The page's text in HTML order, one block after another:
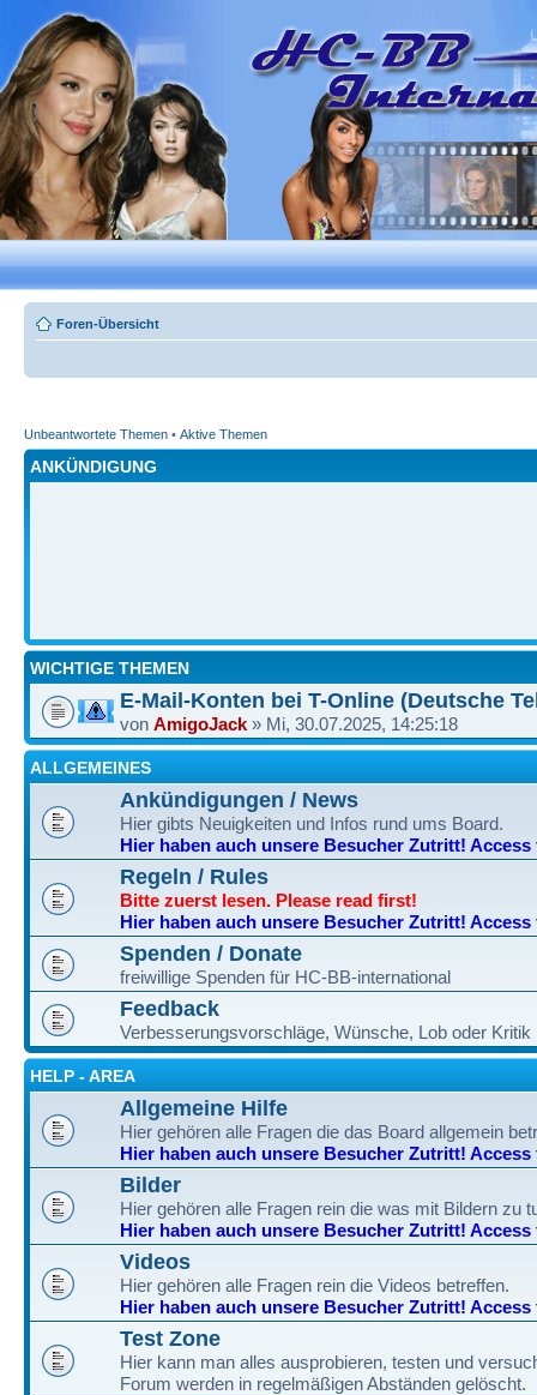
Foren-Übersicht
Unbeantwortete Themen • Aktive Themen
ANKÜNDIGUNG
WICHTIGE THEMEN
E-Mail-Konten bei T-Online (Deutsche
von AmigoJack » Mi, 30.07.2025, 14:25:18
ALLGEMEINES
Ankündigungen / News
Hier gibts Neuigkeiten und Infos rund ums Board.
Hier haben auch unsere Besucher Zutritt!
Regeln / Rules
Bitte zuerst lesen. Please read first!
Hier haben auch unsere Besucher Zutritt!
Spenden / Donate
freiwillige Spenden für HC-BB-international
Feedback
Verbesserungsvorschläge, Wünsche, Lob oder Kritik
HELP - AREA
Allgemeine Hilfe
Hier gehören alle Fragen die das Board allgemein
Hier haben auch unsere Besucher Zutritt!
Bilder
Hier gehören alle Fragen rein die was mit Bildern zu
Hier haben auch unsere Besucher Zutritt!
Videos
Hier gehören alle Fragen rein die Videos betreffen.
Hier haben auch unsere Besucher Zutritt!
Test Zone
Hier kann man alles ausprobieren, testen und
Forum werden in regelmäßigen Abständen gelöscht.